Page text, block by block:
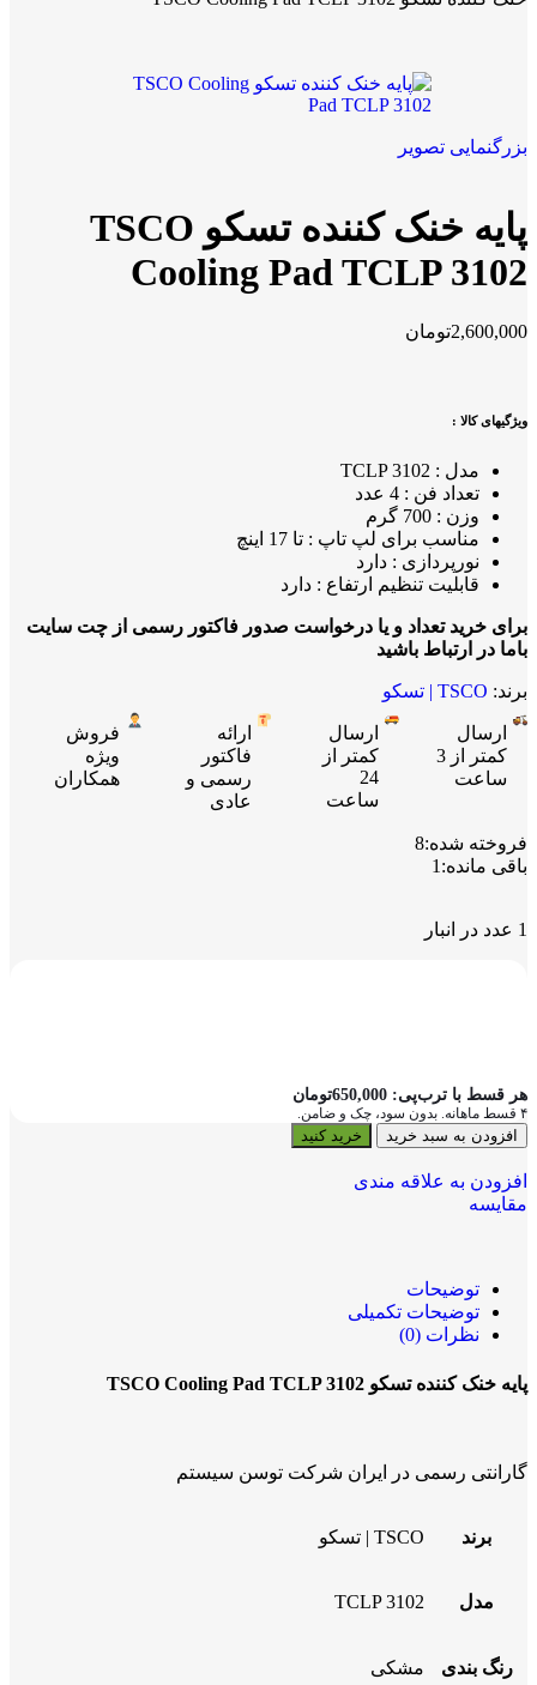
بزرگنمایی تصویر
پایه خنک کننده تسکو TSCO
Cooling Pad TCLP 3102
2,600,000تومان
ویژگیهای کالا :
مدل : TCLP 3102
تعداد فن : 4 عدد
وزن : 700 گرم
مناسب برای لپ تاپ : تا 17 اینچ
نورپردازی : دارد
قابلیت تنظیم ارتفاع : دارد
برای خرید تعداد و یا درخواست صدور فاکتور رسمی از چت سایت
باما در ارتباط باشید
برند: TSCO | تسکو
ارسال
کمتر از 3
ساعت
ارسال
کمتر از
24
ساعت
ارائه
فاکتور
رسمی و
عادی
فروش
ویژه
همکاران
فروخته شده:8
باقی مانده: 1
1 عدد در انبار
هر قسط با ترب‌پی: 650,000تومان
۴ قسط ماهانه. بدون سود، چک و ضامن.
افزودن به سبد خرید خرید کنید
افزودن به علاقه مندی
مقایسه
توضیحات
توضیحات تکمیلی
نظرات (0)
پایه خنک کننده تسکو TSCO Cooling Pad TCLP 3102
گارانتی رسمی در ایران شرکت توسن سیستم
برند TSCO | تسکو
مدل TCLP 3102
رنگ بندی مشکی